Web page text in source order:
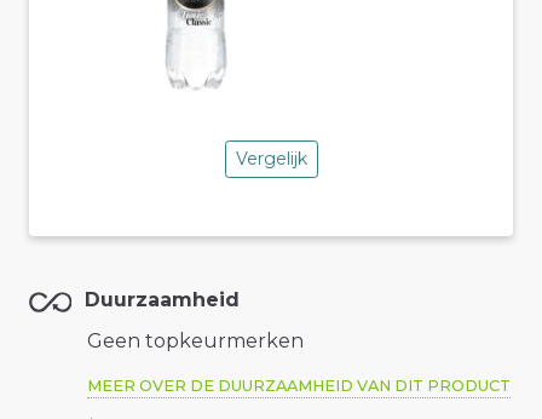
Vergelijk
Duurzaamheid
Geen topkeurmerken
MEER OVER DE DUURZAAMHEID VAN DIT PRODUCT